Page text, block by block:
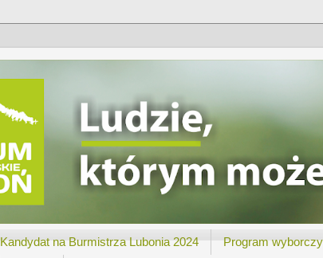
Kandydat na Burmistrza Lubonia 2024 Program